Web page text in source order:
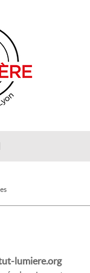
lumiere.org